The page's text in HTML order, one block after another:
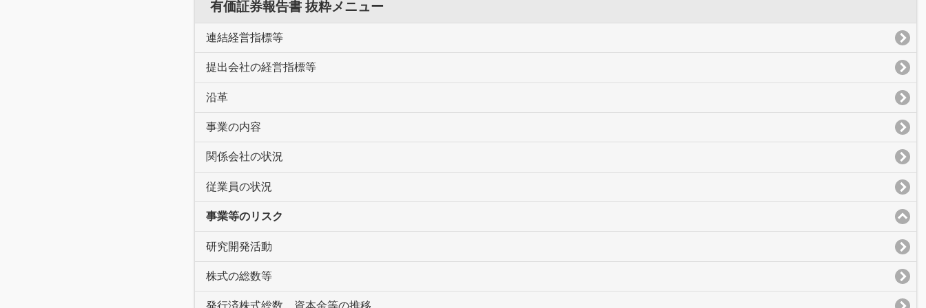
有価証券報告書 抜粋メニュー
連結経営指標等
提出会社の経営指標等
沿革
事業の内容
関係会社の状況
従業員の状況
事業等のリスク
研究開発活動
株式の総数等